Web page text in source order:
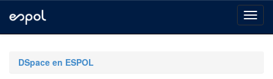
navigationDSpace en ESPOL